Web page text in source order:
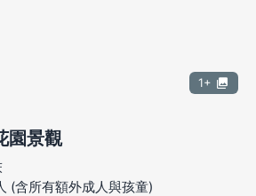
1+
園景觀
(含所有額外成人與孩童)